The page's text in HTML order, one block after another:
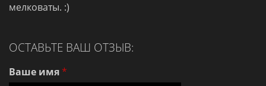
мелковаты. :)
ОСТАВЬТЕ ВАШ ОТЗЫВ:
Ваше имя *